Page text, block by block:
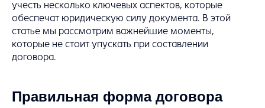
учесть несколько ключевых аспектов, которые
обеспечат юридическую силу документа. В этой
статье мы рассмотрим важнейшие моменты,
которые не стоит упускать при составлении
договора.
Правильная форма договора